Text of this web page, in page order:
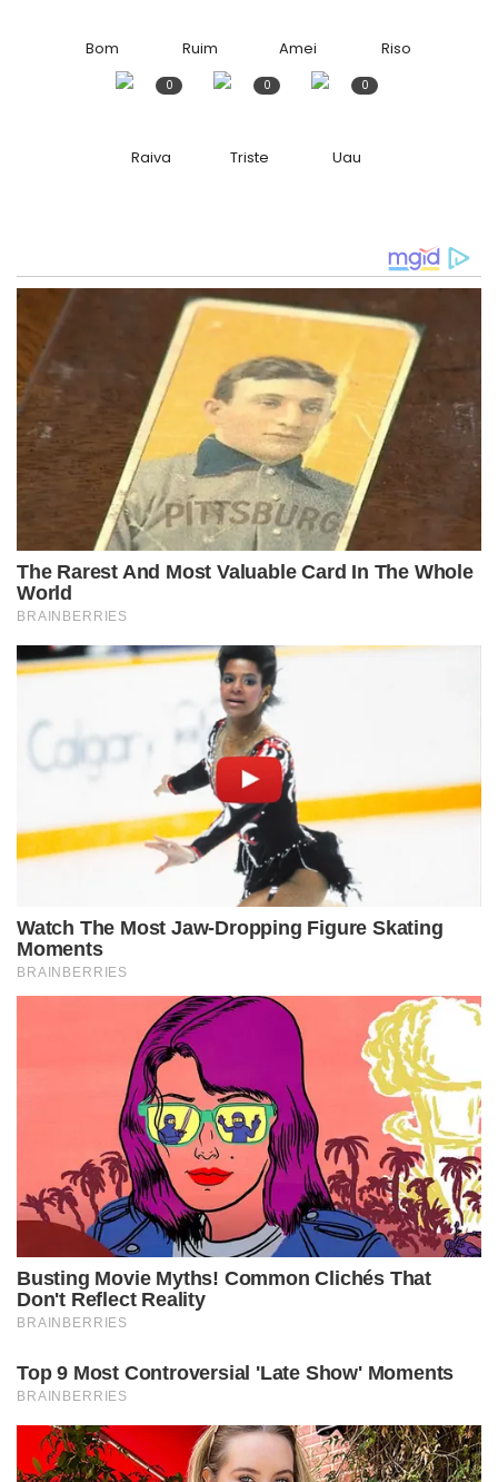
Bom Ruim Amei Riso
Raiva
0
Triste
0
Uau
0